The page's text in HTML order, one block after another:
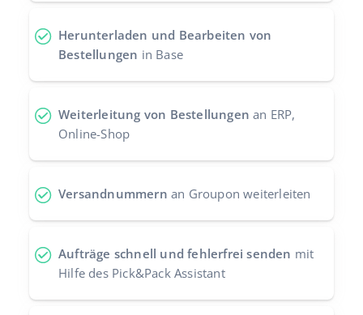
Herunterladen und Bearbeiten von
Bestellungen in Base
Weiterleitung von Bestellungen an ERP,
Online-Shop
Versandnummern an Groupon weiterleiten
Aufträge schnell und fehlerfrei senden mit
Hilfe des Pick&Pack Assistant